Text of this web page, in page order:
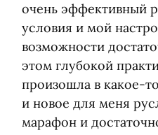
очень эффективный
условия и мой
возможности
этом глубокой
произошла в какое-
и новое для меня
марафон и